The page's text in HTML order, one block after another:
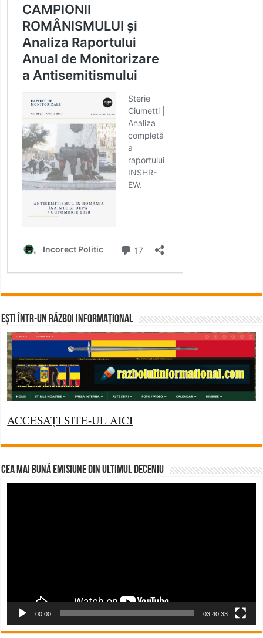
Ești într-un RĂZBOI INFORMAȚIONAL
ACCESAȚI SITE-UL AICI
CEA MAI BUNĂ EMISIUNE DIN ULTIMUL DECENIU
00:00 03:40:33